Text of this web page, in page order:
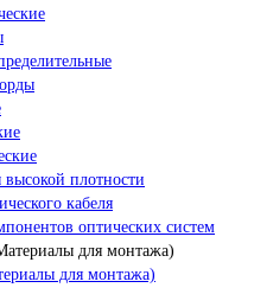
плотности
кабеля
оптических систем
для монтажа)